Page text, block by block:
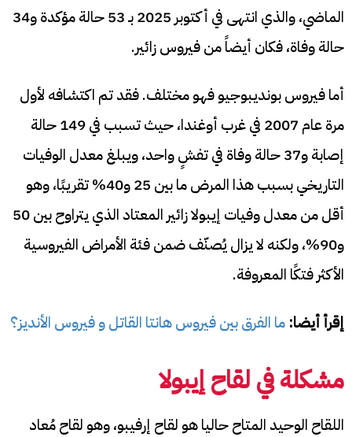
الماضي، والذي انتهى في أكتوبر 2025 بـ 53 حالة مؤكدة و34
حالة وفاة، فكان أيضاً من فيروس زائير.
أما فيروس بونديبوجيو فهو مختلف. فقد تم اكتشافه لأول
مرة عام 2007 في غرب أوغندا، حيث تسبب في 149 حالة
إصابة و37 حالة وفاة في تفشٍ واحد، ويبلغ معدل الوفيات
التاريخي بسبب هذا المرض ما بين 25 و40% تقريبًا، وهو
أقل من معدل وفيات إيبولا زائير المعتاد الذي يتراوح بين 50
و90%، ولكنه لا يزال يُصنّف ضمن فئة الأمراض الفيروسية
الأكثر فتكًا المعروفة.
إقرأ أيضا: ما الفرق بين فيروس هانتا القاتل و فيروس الأنديز؟
مشكلة في لقاح إيبولا
اللقاح الوحيد المتاح حاليا هو لقاح إرفيبو، وهو لقاح مُعاد